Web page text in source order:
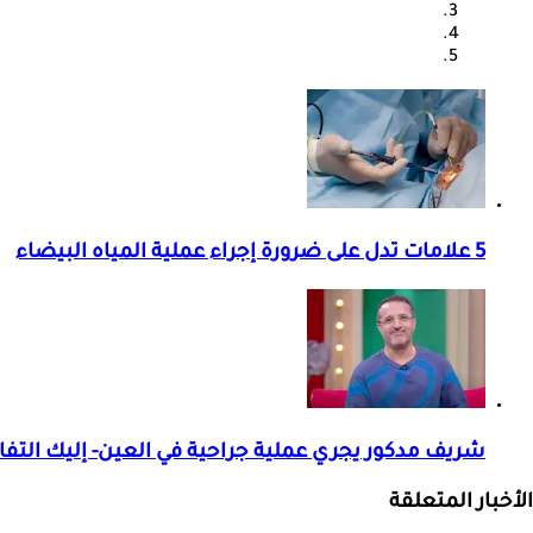
5 علامات تدل على ضرورة إجراء عملية المياه البيضاء
شريف مدكور يجري عملية جراحية في العين- إليك
الأخبار المتعلقة